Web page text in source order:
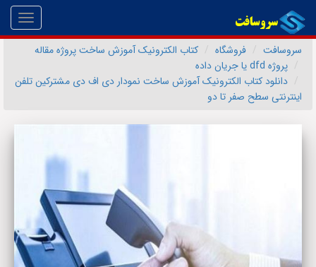
سروسافت
فروشگاه
کتاب الکترونیک آموزش ساخت پروژه مقاله
پروژه dfd یا جریان داده
دانلود کتاب الکترونیک آموزش ساخت نمودار دی اف دی مشترکین تلفن
اینترنتی سطح صفر تا دو